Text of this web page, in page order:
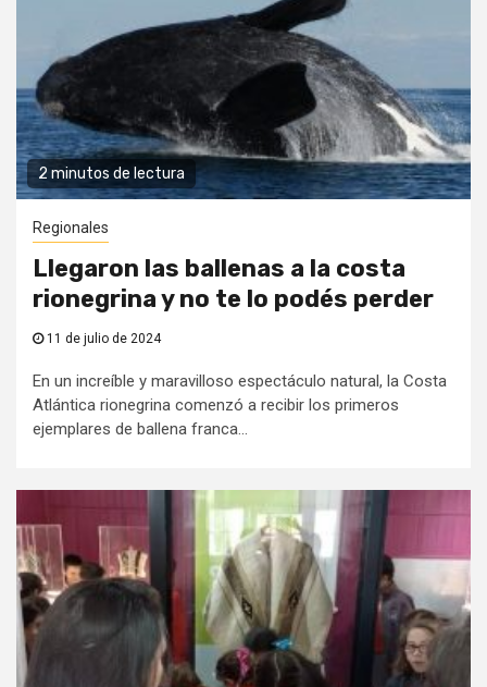
2 minutos de lectura
Regionales
Llegaron las ballenas a la costa
rionegrina y no te lo podés perder
11 de julio de 2024
En un increíble y maravilloso espectáculo natural, la Costa
Atlántica rionegrina comenzó a recibir los primeros
ejemplares de ballena franca...